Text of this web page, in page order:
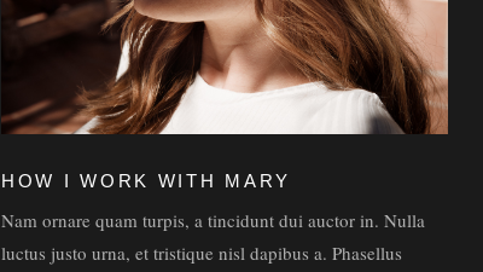
HOW I WORK WITH MARY
Nam ornare quam turpis, a tincidunt dui auctor in. Nulla
luctus justo urna, et tristique nisl dapibus a. Phasellus